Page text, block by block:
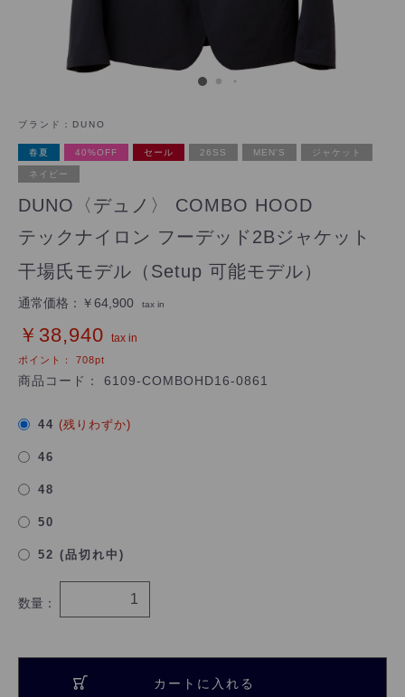
ブランド： DUNO
春夏 40%OFF セール 26SS MEN'S ジャケット
ネイビー
DUNO〈デュノ〉 COMBO HOOD
テックナイロン フーデッド2Bジャケット
干場氏モデル（Setup 可能モデル）
通常価格： ￥64,900 tax in
￥38,940 tax in
ポイント： 708pt
商品コード： 6109-COMBOHD16-0861
44 (残りわずか)
46
48
50
52 (品切れ中)
数量：
カートに入れる